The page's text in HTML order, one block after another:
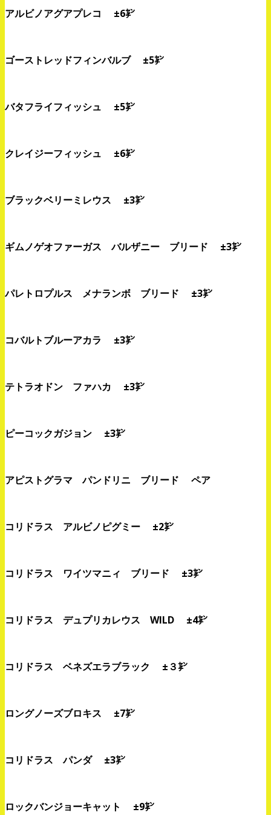
アルビノアグアプレコ ±6㌢
ゴーストレッドフィンバルブ ±5㌢
バタフライフィッシュ ±5㌢
クレイジーフィッシュ ±6㌢
ブラックベリーミレウス ±3㌢
ギムノゲオファーガス バルザニー ブリード ±3㌢
パレトロプルス メナランボ ブリード ±3㌢
コバルトブルーアカラ ±3㌢
テトラオドン ファハカ ±3㌢
ピーコックガジョン ±3㌢
アピストグラマ パンドリニ ブリード ペア
コリドラス アルビノピグミー ±2㌢
コリドラス ワイツマニィ ブリード ±3㌢
コリドラス デュプリカレウス WILD ±4㌢
コリドラス ベネズエラブラック ±３㌢
ロングノーズブロキス ±7㌢
コリドラス パンダ ±3㌢
ロックバンジョーキャット ±9㌢